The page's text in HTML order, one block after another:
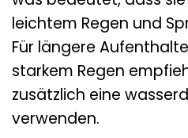
leichtem Regen und
Für längere
starkem Regen
zusätzlich eine
verwenden.